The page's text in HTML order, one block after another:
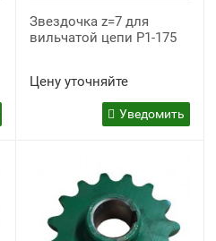
Звездочка z=7 для
вильчатой цепи P1-175
Цену уточняйте
Уведомить